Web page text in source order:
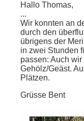
Hallo Thomas,
...
Wir konnten an
durch den
übrigens der
in zwei Stunden
passen: Auch
Gehölz/Geäst.
Plätzen.
Grüsse Bent